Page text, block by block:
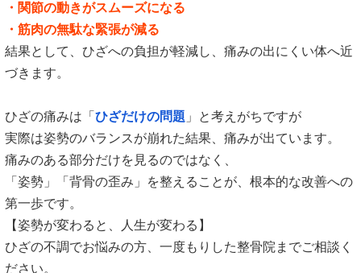
・関節の動きがスムーズになる
・筋肉の無駄な緊張が減る
結果として、ひざへの負担が軽減し、 痛みの出にくい体へ近
づきます。
ひざの痛みは「 ひざだけの問題 」と考えがちですが
実際は姿勢のバランスが崩れた結果、痛みが出ています。
痛みのある部分だけを見るのではなく、
「姿勢」「背骨の歪み」を整えることが、 根本的な改善への
第一歩です。
【姿勢が変わると、人生が変わる】
ひざの不調でお悩みの方、 一度もりした整骨院までご相談く
ださい。